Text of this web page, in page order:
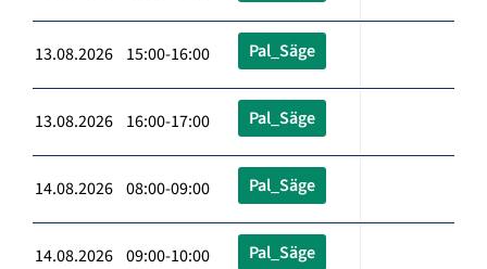
13.08.2026 15:00-16:00 Pal_Säge
13.08.2026 16:00-17:00 Pal_Säge
14.08.2026 08:00-09:00 Pal_Säge
14.08.2026 09:00-10:00 Pal_Säge